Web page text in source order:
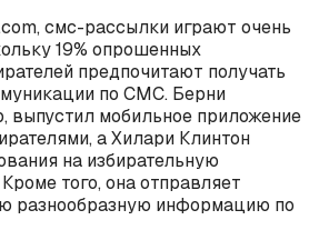
смс-рассылки играют очень
19% опрошенных
предпочитают получать
по СМС. Берни
выпустил мобильное приложение
а Хилари Клинтон
на избирательную
того, она отправляет
разнообразную информацию по